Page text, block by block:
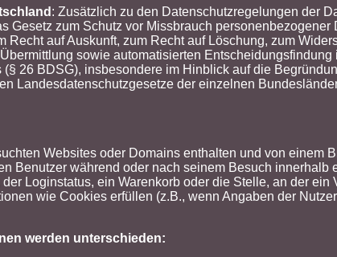
: Zusätzlich zu den Datenschutzregelungen der
Gesetz zum Schutz vor Missbrauch
auf Auskunft, zum Recht auf Löschung, zum
sowie automatisierten
26 BDSG), insbesondere im Hinblick auf die
Landesdatenschutzgesetze der einzelnen
Websites oder Domains enthalten und von
Benutzer während oder nach seinem Besuch
Loginstatus, ein Warenkorb oder die Stelle, an der
wie Cookies erfüllen (z.B., wenn Angaben der
werden unterschieden: